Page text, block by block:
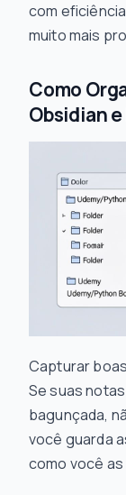
com
muito mais
Como
Obsidian
Capturar boas
Se suas
bagunçada,
você guarda
como você